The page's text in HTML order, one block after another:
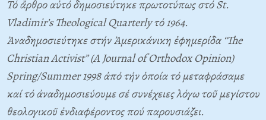
Τό ἄρθρο αὐτό δημοσιεύτηκε πρωτοτύπως στό St.
Vladimir’s Theological Quarterly τό 1964.
Ἀναδημοσιεύτηκε στήν Ἀμερικάνικη ἐφημερίδα “The
Christian Activist” (A Journal of Orthodox Opinion)
Spring/Summer 1998 ἀπό τήν ὁποία τό μεταφράσαμε
καί τό ἀναδημοσιεύουμε σέ συνέχειες λόγω τοῦ μεγίστου
θεολογικοῦ ἐνδιαφέροντος πού παρουσιάζει.